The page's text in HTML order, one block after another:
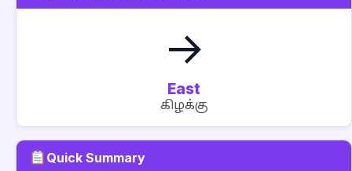
→
East
கிழக்கு
Quick Summary